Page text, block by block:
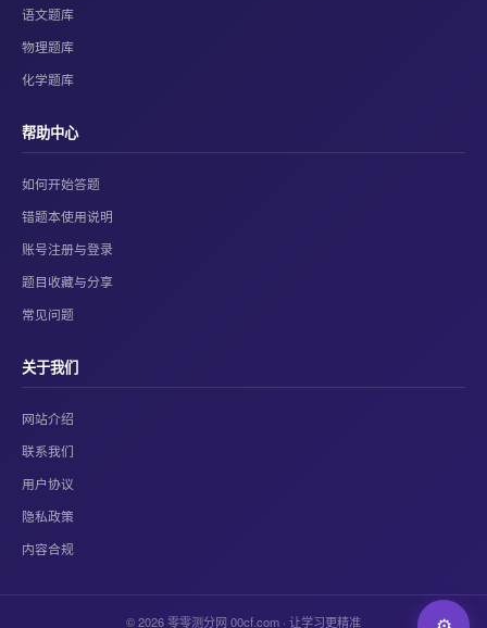
语文题库
物理题库
化学题库
帮助中心
如何开始答题
错题本使用说明
账号注册与登录
题目收藏与分享
常见问题
关于我们
网站介绍
联系我们
用户协议
隐私政策
内容合规
© 2026 零零测分网 00cf.com · 让学习更精准